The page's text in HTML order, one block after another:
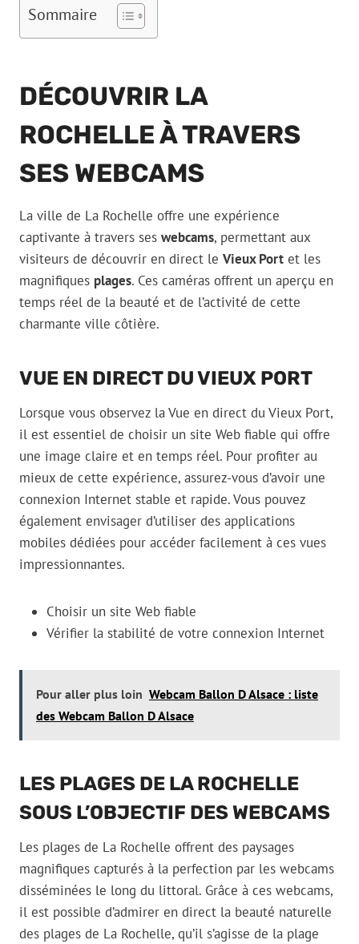
Sommaire
DÉCOUVRIR LA
ROCHELLE À TRAVERS
SES WEBCAMS
La ville de La Rochelle offre une expérience
captivante à travers ses webcams, permettant aux
visiteurs de découvrir en direct le Vieux Port et les
magnifiques plages. Ces caméras offrent un aperçu en
temps réel de la beauté et de l’activité de cette
charmante ville côtière.
VUE EN DIRECT DU VIEUX PORT
Lorsque vous observez la Vue en direct du Vieux Port,
il est essentiel de choisir un site Web fiable qui offre
une image claire et en temps réel. Pour profiter au
mieux de cette expérience, assurez-vous d’avoir une
connexion Internet stable et rapide. Vous pouvez
également envisager d’utiliser des applications
mobiles dédiées pour accéder facilement à ces vues
impressionnantes.
Choisir un site Web fiable
Vérifier la stabilité de votre connexion Internet
Pour aller plus loin Webcam Ballon D Alsace : liste
des Webcam Ballon D Alsace
LES PLAGES DE LA ROCHELLE
SOUS L’OBJECTIF DES WEBCAMS
Les plages de La Rochelle offrent des paysages
magnifiques capturés à la perfection par les webcams
disséminées le long du littoral. Grâce à ces webcams,
il est possible d’admirer en direct la beauté naturelle
des plages de La Rochelle, qu’il s’agisse de la plage